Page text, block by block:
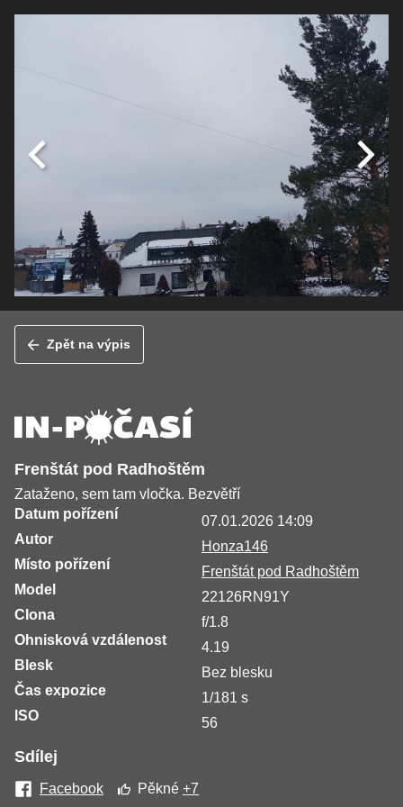
Zpět na výpis
Frenštát pod Radhoštěm
Zataženo, sem tam vločka. Bezvětří
Datum pořízení
07.01.2026 14:09
Autor
Honza146
Místo pořízení
Frenštát pod Radhoštěm
Model
22126RN91Y
Clona
f/1.8
Ohnisková vzdálenost
4.19
Blesk
Bez blesku
Čas expozice
1/181 s
ISO
56
Sdílej
Facebook Pěkné+7